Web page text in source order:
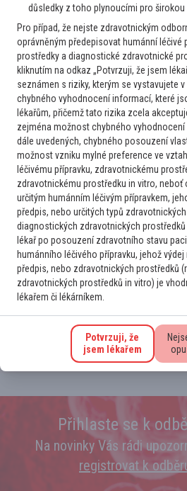
Lymfomy a CLL
Leukocytóza, neutrofilie
Dobrý den, prosím o radu u 54letého
prohlídce zachycena leukocytoźa
Neutrofily-abs: 9,23 10^9/L(2-7);
0,06 10^9/L, Sedimentace ESR: 50
elevace JT: ALT: 0,92 µkat/L(0...
2 16. 7. 2026
Hematolog
Lymfomy a CLL
Pacientka s kombinovanou
dg. NHL_ NOS
Vážení kolegové, konzultuji postup
kombinovaným trombofilním stavem
NHL NOS z kostní dřeně. Pacientka
hematologické ambulance, kde
Odběry trombofílií, kde nižší...
13. 6. 2026
Přihlaste se k
Na novinky Vás rádi
registrovat k
důsledky z toho plynoucími pro širokou
Pro případ, že nejste zdravotnickým
oprávněným předepisovat humánní léčivé
prostředky a diagnostické zdravotnické
kliknutím na odkaz „Potvrzuji, že jsem
seznámen s riziky, kterým se vystavujete
chybného vyhodnocení informací, které
lékařům, přičemž tato rizika zcela
zejména možnost chybného
dále uvedených, chybného posouzení
možnost vzniku mylné preference ve
léčivému přípravku, zdravotnickému
zdravotnickému prostředku in vitro, neboť
určitým humánním léčivým přípravkem,
předpis, nebo určitých typů
diagnostických zdravotnických
lékař po posouzení zdravotního stavu
humánního léčivého přípravku, jehož
předpis, nebo zdravotnických prostředků
zdravotnických prostředků in vitro) je
lékařem či lékárníkem.
Potvrzuji, že
jsem lékařem